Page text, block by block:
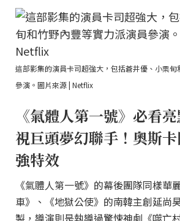
這部影集的演員卡司超強大，包括蒼井優、小栗
參演。圖片來源 | Netflix
《氣體人第一號》必看
視巨頭夢幻聯手！奧斯
強特效
《氣體人第一號》的幕後團隊同樣華
車》、《地獄公使》的南韓主創延尚
製，導演則是執導過驚悚神劇《噬亡